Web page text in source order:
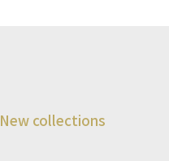
New collections